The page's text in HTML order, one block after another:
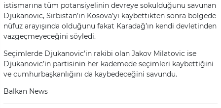
istismarına tüm potansiyelinin devreye sokulduğunu savunan
Djukanovic, Sırbistan’ın Kosova’yı kaybettikten sonra bölgede
nüfuz arayışında olduğunu fakat Karadağ’ın kendi devletinden
vazgeçmeyeceğini söyledi.
Seçimlerde Djukanovic’in rakibi olan Jakov Milatovic ise
Djukanovic’in partisinin her kademede seçimleri kaybettiğini
ve cumhurbaşkanlığını da kaybedeceğini savundu.
Balkan News